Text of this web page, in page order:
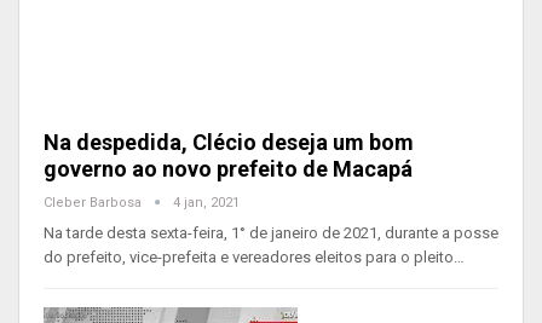
Na despedida, Clécio deseja um bom
governo ao novo prefeito de Macapá
Cleber Barbosa 4 jan, 2021
Na tarde desta sexta-feira, 1° de janeiro de 2021, durante a posse
do prefeito, vice-prefeita e vereadores eleitos para o pleito…